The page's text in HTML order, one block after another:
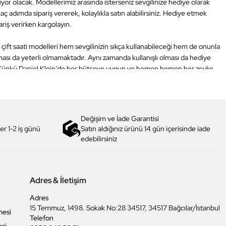
sipariş vererek, kolaylıkla satın alabilirsiniz. Hediye etmek
verirken kargolayın.
saati modelleri hem sevgilinizin sıkça kullanabileceği hem de onunla
yeterli olmamaktadır. Aynı zamanda kullanışlı olması da hediye
Daniel Klein’de her bütçeye uygun ve hemen hemen her zevke
herkesin kullanmayı sevdiği saatler farklıdır. Kimi insan spor saat
tasarlanmıştır.
saati modellerimizde bir araya geliyor. Tabi ki sevgilinize en çok
bir seçim yapabilirsiniz.
saatlerinin uzun zamandır hala devam eden bir modası var. Birçok
Gerek tasarımlarıyla kombinleri tamamlayacak gerek
uzun yıllar boyunca kullanabileceğiniz saatleri casual ya da formal
1-2 iş günü
Değişim ve İade Garantisi
Satın aldığınız ürünü 14 gün içerisinde iade
edebilirsiniz
Adres & İletişim
Adres
15 Temmuz, 1498. Sokak No:28 34517, 34517 Bağcılar/İstanbul
Telefon